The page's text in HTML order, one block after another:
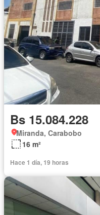
Bs 15.084.228
Miranda, Carabobo
16 m²
Hace 1 día, 19 horas